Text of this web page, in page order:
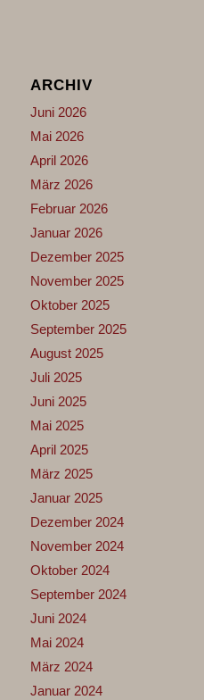
ARCHIV
Juni 2026
Mai 2026
April 2026
März 2026
Februar 2026
Januar 2026
Dezember 2025
November 2025
Oktober 2025
September 2025
August 2025
Juli 2025
Juni 2025
Mai 2025
April 2025
März 2025
Januar 2025
Dezember 2024
November 2024
Oktober 2024
September 2024
Juni 2024
Mai 2024
März 2024
Januar 2024